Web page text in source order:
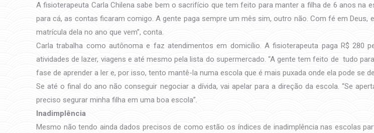
A fisioterapeuta Carla Chilena sabe bem o sacrifício que tem feito para manter a filha de 6 anos na
para cá, as contas ficaram comigo. A gente paga sempre um mês sim, outro não. Com fé em
matrícula dela no ano que vem”, conta.
Carla trabalha como autônoma e faz atendimentos em domicílio. A fisioterapeuta paga R$ 280
atividades de lazer, viagens e até mesmo pela lista do supermercado. “A gente tem feito de tudo
fase de aprender a ler e, por isso, tento mantê-la numa escola que é mais puxada onde ela pode se
Se até o final do ano não conseguir negociar a dívida, vai apelar para a direção da escola. “Se
preciso segurar minha filha em uma boa escola”.
Inadimplência
Mesmo não tendo ainda dados precisos de como estão os índices de inadimplência nas escolas